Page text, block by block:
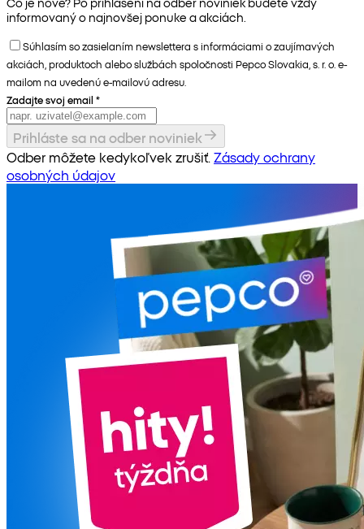
informovaný o najnovšej ponuke a akciách.
Súhlasím so zasielaním newslettera s informáciami o zaujímavých
akciách, produktoch alebo službách spoločnosti Pepco Slovakia, s. r. o. e-
mailom na uvedenú e-mailovú adresu.
Zadajte svoj email *
Prihláste sa na odber noviniek
Odber môžete kedykoľvek zrušiť. Zásady ochrany
osobných údajov